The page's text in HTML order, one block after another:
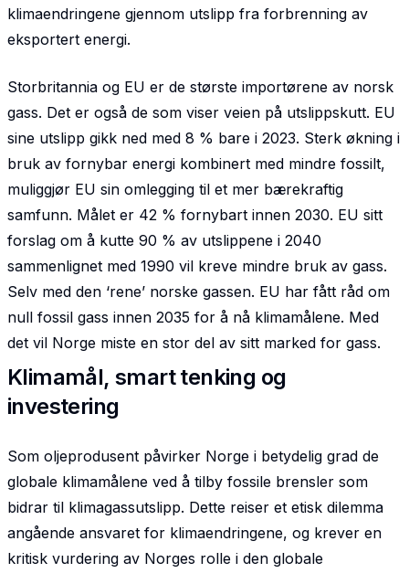
klimaendringene gjennom utslipp fra forbrenning av
eksportert energi.
Storbritannia og EU er de største importørene av norsk
gass. Det er også de som viser veien på utslippskutt. EU
sine utslipp gikk ned med 8 % bare i 2023. Sterk økning i
bruk av fornybar energi kombinert med mindre fossilt,
muliggjør EU sin omlegging til et mer bærekraftig
samfunn. Målet er 42 % fornybart innen 2030. EU sitt
forslag om å kutte 90 % av utslippene i 2040
sammenlignet med 1990 vil kreve mindre bruk av gass.
Selv med den ‘rene’ norske gassen. EU har fått råd om
null fossil gass innen 2035 for å nå klimamålene. Med
det vil Norge miste en stor del av sitt marked for gass.
Klimamål, smart tenking og
investering
Som oljeprodusent påvirker Norge i betydelig grad de
globale klimamålene ved å tilby fossile brensler som
bidrar til klimagassutslipp. Dette reiser et etisk dilemma
angående ansvaret for klimaendringene, og krever en
kritisk vurdering av Norges rolle i den globale